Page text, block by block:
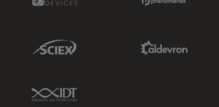
Sciex Link
IDT Link